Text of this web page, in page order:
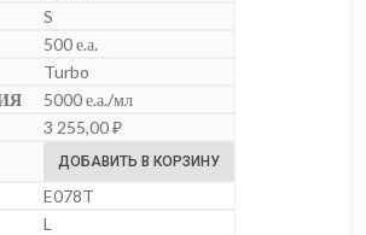
S
500 е.а.
Turbo
5000 е.а./мл
3 255,00₽
ДОБАВИТЬ В КОРЗИНУ
E078T
L